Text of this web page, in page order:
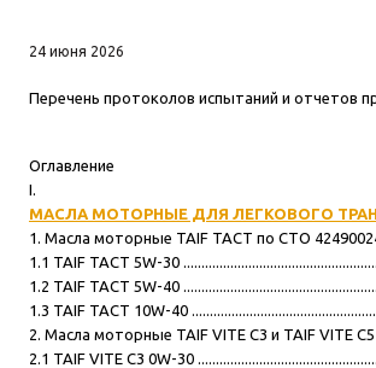
24 июня 2026
Перечень протоколов испытаний и отчетов
Оглавление
I.
МАСЛА МОТОРНЫЕ ДЛЯ ЛЕГКОВОГО
1. Масла моторные TAIF TACT по СТО 42490024-
1.1 TAIF TACT 5W-30
1.2 TAIF TACT 5W-40
1.3 TAIF TACT 10W-40
2. Масла моторные TAIF VITE C3 и TAIF VITE
2.1 TAIF VITE C3 0W-30